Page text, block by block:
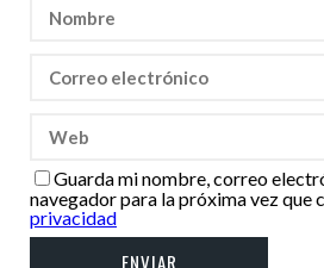
Guarda mi nombre, correo
navegador para la próxima vez que
privacidad